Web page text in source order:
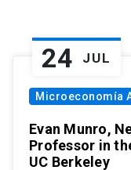
24 JUL
Microeconomía
Evan Munro,
Professor in
UC Berkeley